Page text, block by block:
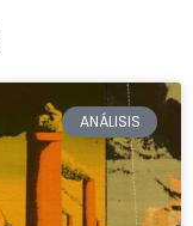
ANÁLISIS